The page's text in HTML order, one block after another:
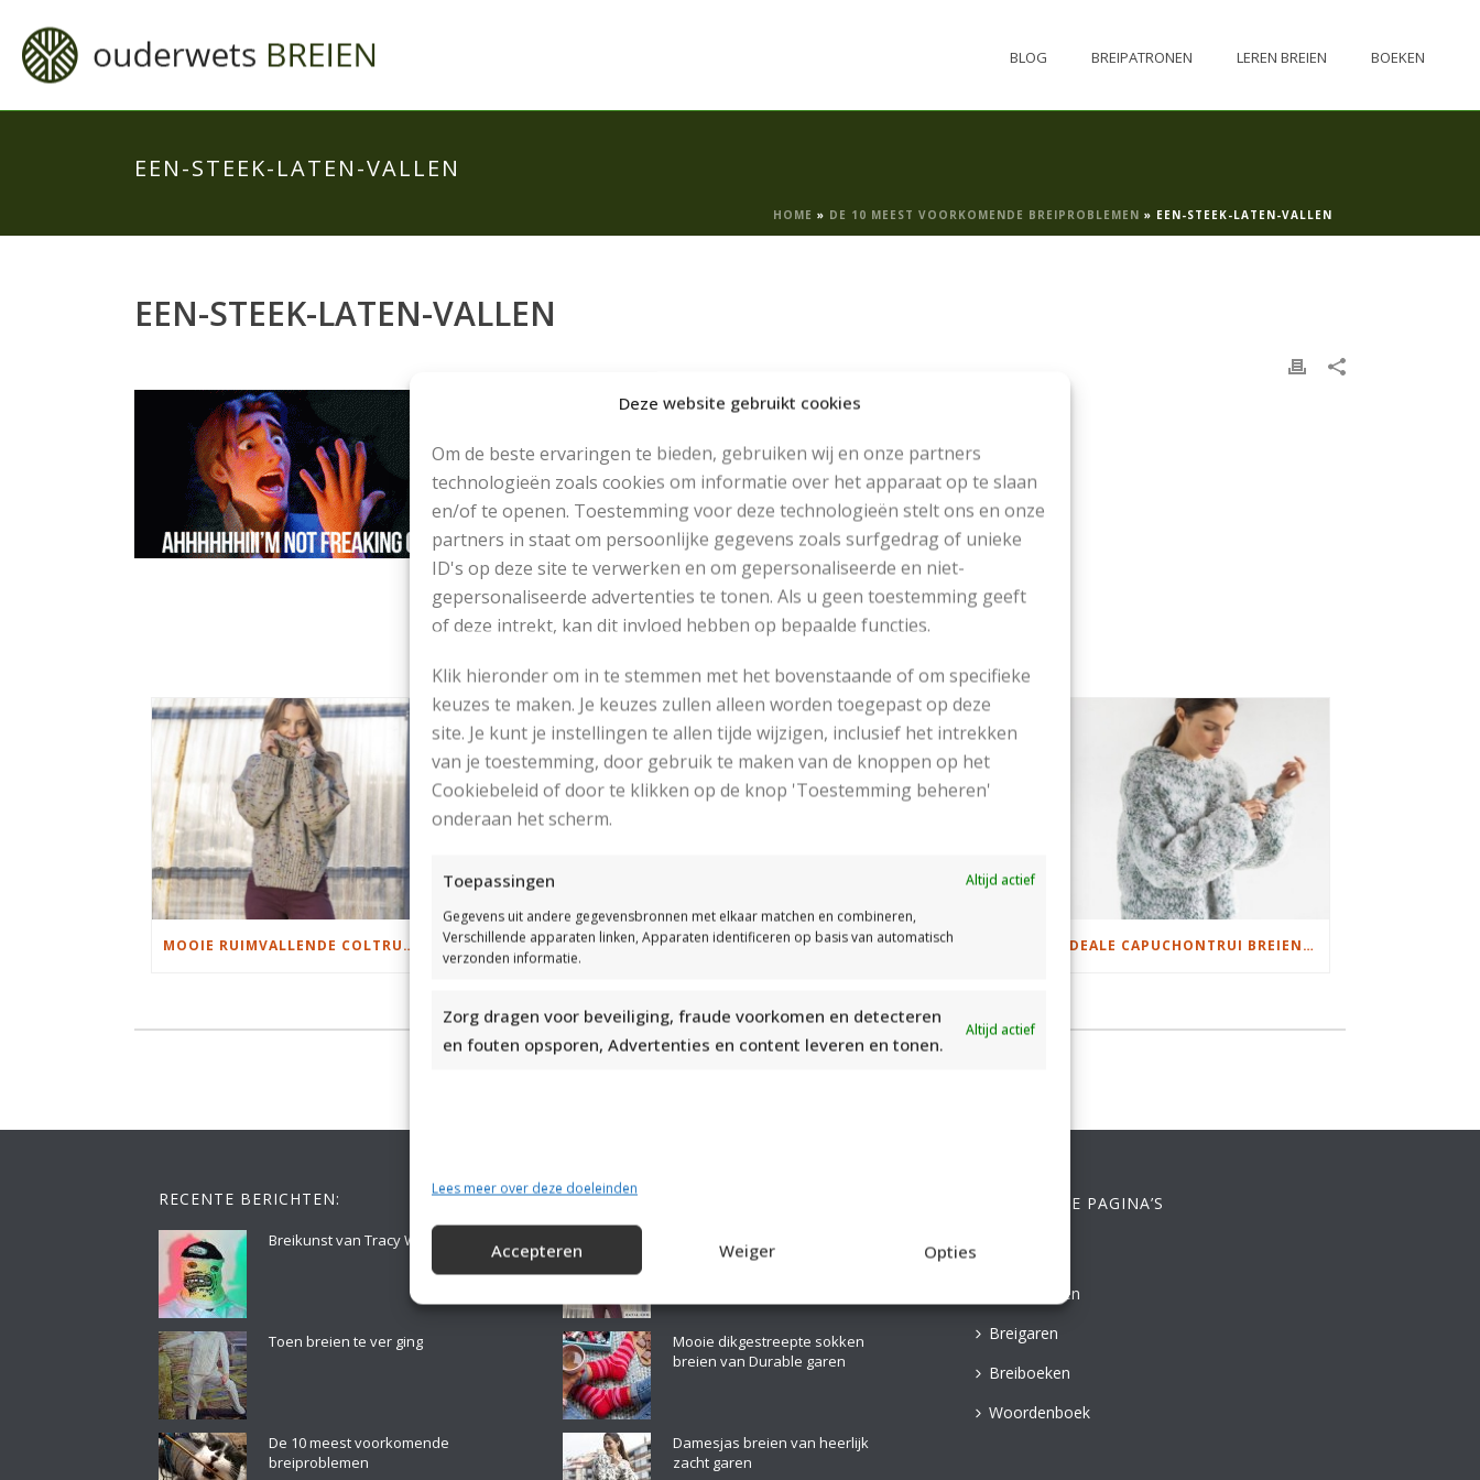
Deze website gebruikt cookies
Om de beste ervaringen te bieden, gebruiken wij en onze partners
technologieën zoals cookies om informatie over het apparaat op te slaan
en/of te openen. Toestemming voor deze technologieën stelt ons en onze
partners in staat om persoonlijke gegevens zoals surfgedrag of unieke
ID's op deze site te verwerken en om gepersonaliseerde en niet-
gepersonaliseerde advertenties te tonen. Als u geen toestemming geeft
of deze intrekt, kan dit invloed hebben op bepaalde functies.
Klik hieronder om in te stemmen met het bovenstaande of om specifieke
keuzes te maken. Je keuzes zullen alleen worden toegepast op deze
site. Je kunt je instellingen te allen tijde wijzigen, inclusief het intrekken
van je toestemming, door gebruik te maken van de knoppen op het
Cookiebeleid of door te klikken op de knop 'Toestemming beheren'
onderaan het scherm.
Toepassingen
Altijd actief
Gegevens uit andere gegevensbronnen met elkaar matchen en combineren,
Verschillende apparaten linken, Apparaten identificeren op basis van automatisch
verzonden informatie.
Zorg dragen voor beveiliging, fraude voorkomen en detecteren
en fouten opsporen, Advertenties en content leveren en tonen.
Altijd actief
Lees meer over deze doeleinden
Accepteren Weiger Opties
BLOG BREIPATRONEN LEREN BREIEN BOEKEN
EEN-STEEK-LATEN-VALLEN
HOME » DE 10 MEEST VOORKOMENDE BREIPROBLEMEN » EEN-STEEK-LATEN-VALLEN
EEN-STEEK-LATEN-VALLEN
MOOIE RUIMVALLENDE COLTRUI BREIEN MOOIE DIKGESTREEPTE SOKKEN BREIEN VAN DURABLE GAREN IDEALE CAPUCHONTRUI BREIEN VOOR THUIS OP DE BANK
RECENTE BERICHTEN:
Breikunst van Tracy Widdess
Toen breien te ver ging
De 10 meest voorkomende
breiproblemen
LAATSTE PATRONEN:
Mooie ruimvallende coltrui breien
Mooie dikgestreepte sokken
breien van Durable garen
Damesjas breien van heerlijk
zacht garen
BELANGRIJKE PAGINA’S
Leren Breien
Breigaren
Breiboeken
Woordenboek